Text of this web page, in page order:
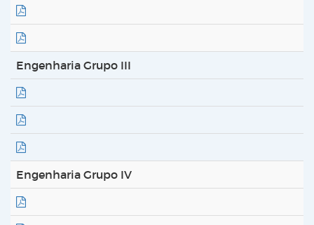
Engenharia Grupo III
Engenharia Grupo IV